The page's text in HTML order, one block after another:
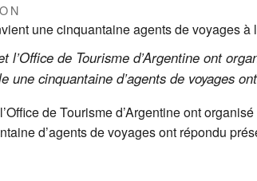
de Tourisme d’Argentine ont
une cinquantaine d’agents de voyages
de Tourisme d’Argentine ont
d’agents de voyages ont répondu